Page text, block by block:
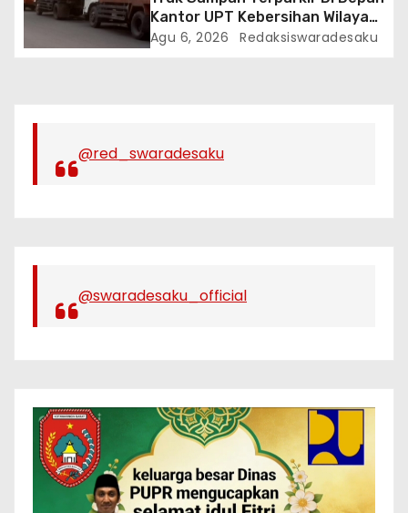
Kantor UPT Kebersihan Wilayah
1 Cibinong, Bau Menyengat
Agu 6, 2026 Redaksiswaradesaku
@red_swaradesaku
@swaradesaku_official